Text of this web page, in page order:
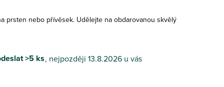
prsten nebo přívěsek. Udělejte na obdarovanou skvělý
>5 ks 13.8.2026